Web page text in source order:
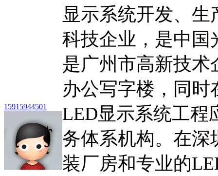
15915944501
显示系统开发、
科技企业，是中国
是广州市高新技术
办公写字楼，同时
LED显示系统工程
务体系机构。在深
装厂房和专业的